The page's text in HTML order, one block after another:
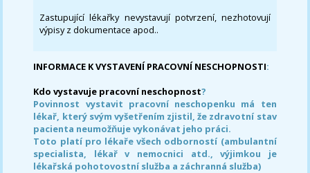
Zastupující lékařky nevystavují potvrzení, nezhotovují
výpisy z dokumentace apod..
INFORMACE K VYSTAVENÍ PRACOVNÍ NESCHOPNOSTI:
Kdo vystavuje pracovní neschopnost?
Povinnost vystavit pracovní neschopenku má ten
lékař, který svým vyšetřením zjistil, že zdravotní stav
pacienta neumožňuje vykonávat jeho práci.
Toto platí pro lékaře všech odborností (ambulantní
specialista, lékař v nemocnici atd., výjimkou je
lékařská pohotovostní služba a záchranná služba)